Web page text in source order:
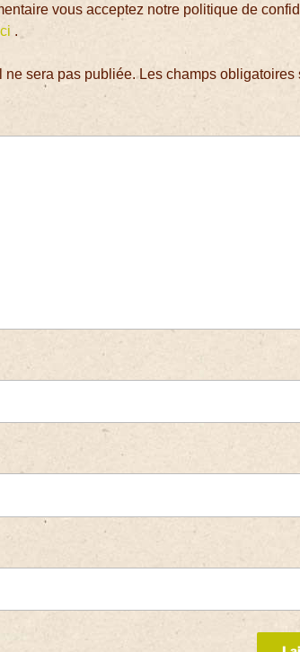
vous acceptez notre politique de
.
ne sera pas publiée. Les champs